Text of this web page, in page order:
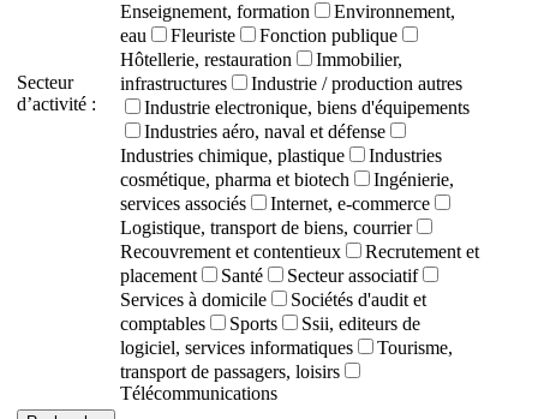
Secteur
d’activité :
Enseignement, formation
Environnement,
eau
Fleuriste
Fonction publique
Hôtellerie, restauration
Immobilier,
infrastructures
Industrie / production autres
Industrie electronique, biens d'équipements
Industries aéro, naval et défense
Industries chimique, plastique
Industries
cosmétique, pharma et biotech
Ingénierie,
services associés
Internet, e-commerce
Logistique, transport de biens, courrier
Recouvrement et contentieux
Recrutement et
placement
Santé
Secteur associatif
Services à domicile
Sociétés d'audit et
comptables
Sports
Ssii, editeurs de
logiciel, services informatiques
Tourisme,
transport de passagers, loisirs
Télécommunications